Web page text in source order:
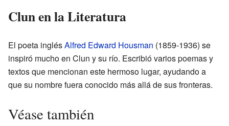
Clun en la Literatura
El poeta inglésAlfred Edward Housman (1859-1936) se
inspiró mucho en Clun y su río. Escribió varios poemas y
textos que mencionan este hermoso lugar, ayudando a
que su nombre fuera conocido más allá de sus fronteras.
Véase también